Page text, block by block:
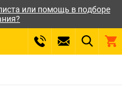
или помощь в подборе